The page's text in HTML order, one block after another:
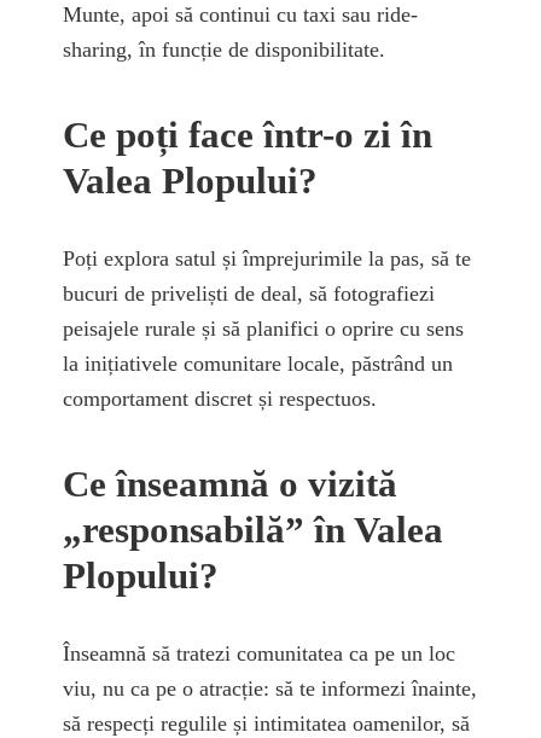
Munte, apoi să continui cu taxi sau ride-
sharing, în funcție de disponibilitate.
Ce poți face într-o zi în
Valea Plopului?
Poți explora satul și împrejurimile la pas, să te
bucuri de priveliști de deal, să fotografiezi
peisajele rurale și să planifici o oprire cu sens
la inițiativele comunitare locale, păstrând un
comportament discret și respectuos.
Ce înseamnă o vizită
„responsabilă” în Valea
Plopului?
Înseamnă să tratezi comunitatea ca pe un loc
viu, nu ca pe o atracție: să te informezi înainte,
să respecți regulile și intimitatea oamenilor, să